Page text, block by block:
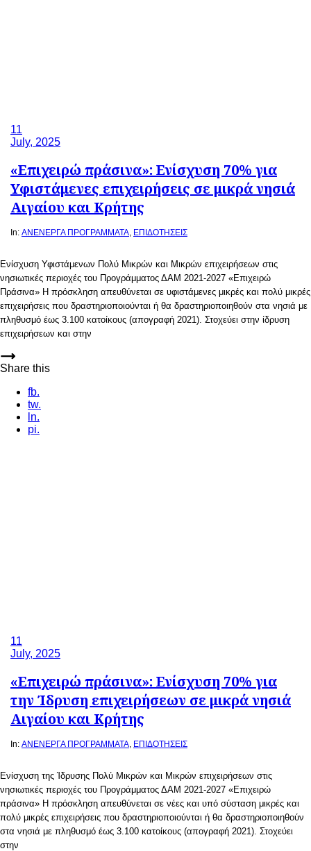
11
July, 2025
«Επιχειρώ πράσινα»: Ενίσχυση 70% για
Υφιστάμενες επιχειρήσεις σε μικρά νησιά
Αιγαίου και Κρήτης
In: ΑΝΕΝΕΡΓΑ ΠΡΟΓΡΑΜΜΑΤΑ, ΕΠΙΔΟΤΗΣΕΙΣ
Ενίσχυση Υφιστάμενων Πολύ Μικρών και Μικρών επιχειρήσεων στις
νησιωτικές περιοχές του Προγράμματος ΔΑΜ 2021-2027 «Επιχειρώ
Πράσινα» Η πρόσκληση απευθύνεται σε υφιστάμενες μικρές και πολύ μικρές
επιχειρήσεις που δραστηριοποιούνται ή θα δραστηριοποιηθούν στα νησιά με
πληθυσμό έως 3.100 κατοίκους (απογραφή 2021). Στοχεύει στην ίδρυση
επιχειρήσεων και στην
Share this
fb.
tw.
ln.
pi.
11
July, 2025
«Επιχειρώ πράσινα»: Ενίσχυση 70% για
την Ίδρυση επιχειρήσεων σε μικρά νησιά
Αιγαίου και Κρήτης
In: ΑΝΕΝΕΡΓΑ ΠΡΟΓΡΑΜΜΑΤΑ, ΕΠΙΔΟΤΗΣΕΙΣ
Ενίσχυση της Ίδρυσης Πολύ Μικρών και Μικρών επιχειρήσεων στις
νησιωτικές περιοχές του Προγράμματος ΔΑΜ 2021-2027 «Επιχειρώ
πράσινα» Η πρόσκληση απευθύνεται σε νέες και υπό σύσταση μικρές και
πολύ μικρές επιχειρήσεις που δραστηριοποιούνται ή θα δραστηριοποιηθούν
στα νησιά με πληθυσμό έως 3.100 κατοίκους (απογραφή 2021). Στοχεύει
στην